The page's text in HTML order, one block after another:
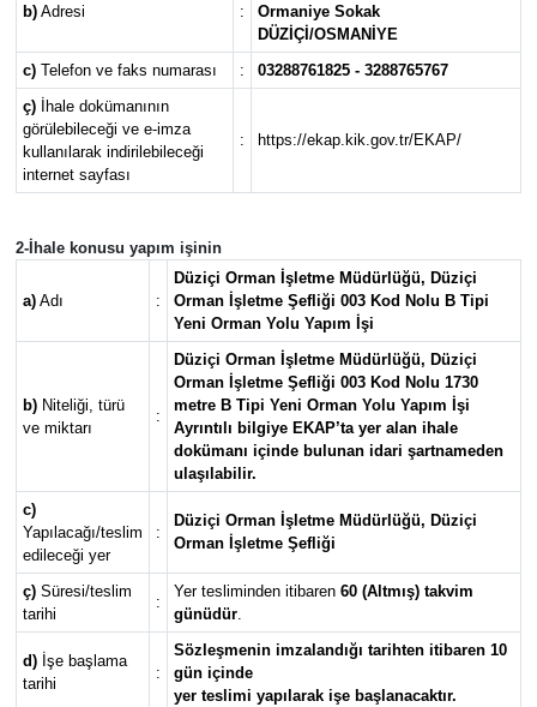
b)Adresi :
Ormaniye Sokak
DÜZİÇİ/OSMANİYE
c)Telefon ve faks numarası :
03288761825 - 3288765767
ç)İhale dokümanının
görülebileceği ve e-imza
kullanılarak indirilebileceği
internet sayfası
: https://ekap.kik.gov.tr/EKAP/
2-İhale konusu yapım işinin
a)Adı :
Düziçi Orman İşletme Müdürlüğü, Düziçi
Orman İşletme Şefliği 003 Kod Nolu B Tipi
Yeni Orman Yolu Yapım İşi
b)Niteliği, türü
ve miktarı
:
Düziçi Orman İşletme Müdürlüğü, Düziçi
Orman İşletme Şefliği 003 Kod Nolu 1730
metre B Tipi Yeni Orman Yolu Yapım İşi
Ayrıntılı bilgiye EKAP’ta yer alan ihale
dokümanı içinde bulunan idari şartnameden
ulaşılabilir.
c)
Yapılacağı/teslim
edileceği yer
:
Düziçi Orman İşletme Müdürlüğü, Düziçi
Orman İşletme Şefliği
ç)Süresi/teslim
tarihi
:
Yer tesliminden itibaren 60 (Altmış) takvim
günüdür.
d)İşe başlama
tarihi
:
Sözleşmenin imzalandığı tarihten itibaren 10
gün içinde
yer teslimi yapılarak işe başlanacaktır.